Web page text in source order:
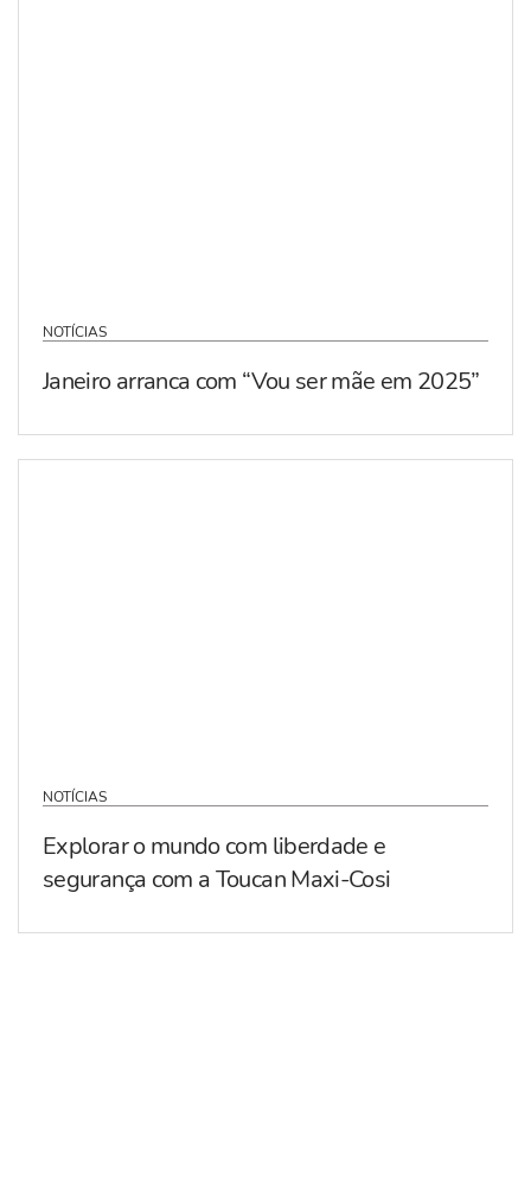
NOTÍCIAS
Janeiro arranca com “Vou ser mãe em 2025”
NOTÍCIAS
Explorar o mundo com liberdade e
segurança com a Toucan Maxi-Cosi